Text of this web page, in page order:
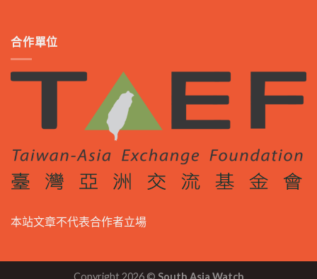
合作單位
本站文章不代表合作者立場